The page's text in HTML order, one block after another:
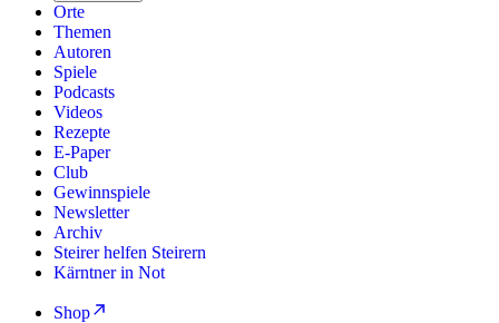
Orte
Themen
Autoren
Spiele
Podcasts
Videos
Rezepte
E-Paper
Club
Gewinnspiele
Newsletter
Archiv
Steirer helfen Steirern
Kärntner in Not
Shop